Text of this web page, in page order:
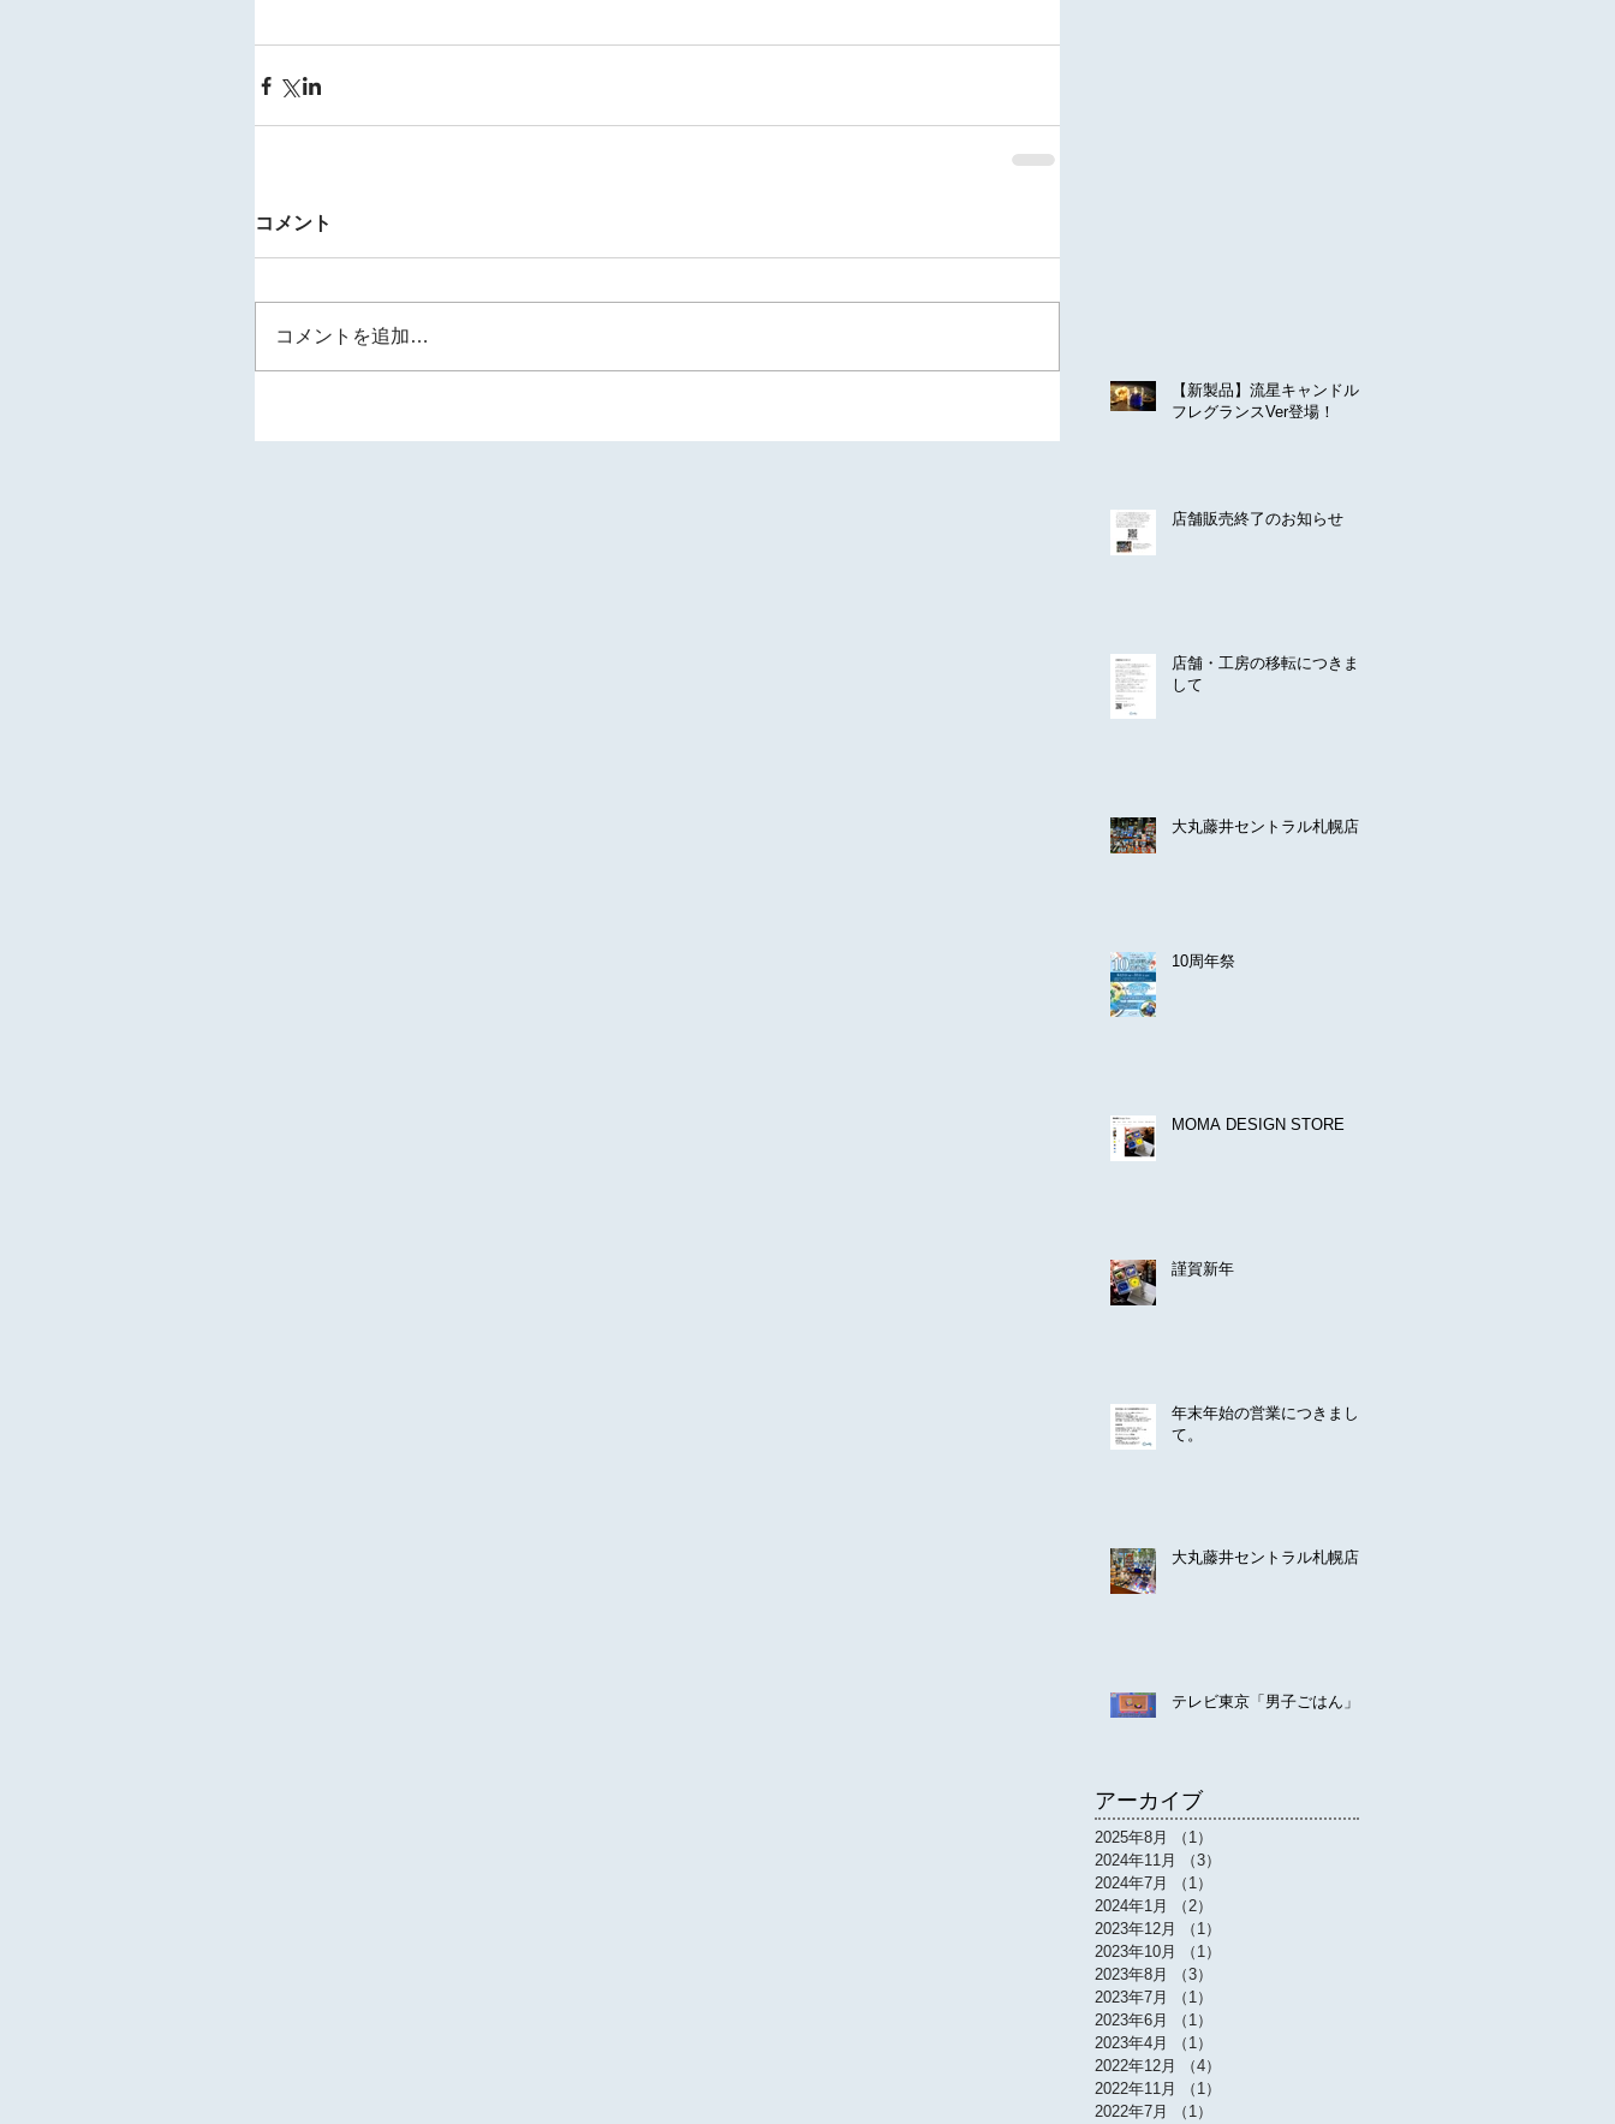
コメント
コメントを追加…
【新製品】流星キャンドル
フレグランスVer登場！
店舗販売終了のお知らせ
店舗・工房の移転につきま
して
大丸藤井セントラル札幌店
10周年祭
MOMA DESIGN STORE
謹賀新年
年末年始の営業につきまし
て。
大丸藤井セントラル札幌店
テレビ東京「男子ごはん」
アーカイブ
2025年8月 （1）
2024年11月
（3）
2024年7月
（1）
2024年1月
（2）
2023年12月
（1）
2023年10月
（1）
2023年8月
（3）
2023年7月
（1）
2023年6月
（1）
2023年4月
（1）
2022年12月
（4）
2022年11月
（1）
2022年7月
（1）